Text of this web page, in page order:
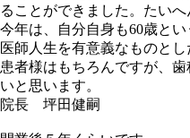
ることができました。たい
今年は、自分自身も60歳と
医師人生を有意義なものとし
患者様はもちろんですが、
いと思います。
院長 坪田健嗣